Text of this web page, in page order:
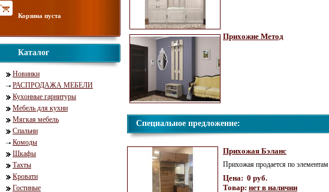
Корзина пуста
Каталог
Новинки
РАСПРОДАЖА МЕБЕЛИ
Кухонные гарнитуры
Мебель для кухни
Мягкая мебель
Спальни
Комоды
Шкафы
Тахты
Кровати
Гостиные
Прихожие Метод
Специальное предложение:
Прихожая Бэланс
Прихожая продается по элементам
Цена: 0 руб.
Товар: нет в наличии